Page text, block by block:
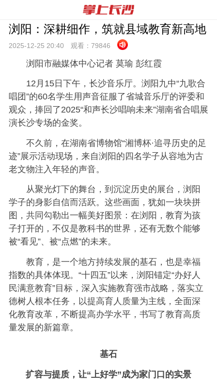
浏阳：深耕细作，筑就县域教育新高地
2025-12-25 20:40 观看： 79846
浏阳市融媒体中心记者 莫瑜 彭红霞
12月15日下午，长沙音乐厅。浏阳九中“九歌合
唱团”的60名学生用声音征服了省城音乐厅的评委和
观众，捧回了2025“和声长沙唱响未来”湖南省合唱展
演长沙专场的金奖。
不久前，在湖南省博物馆“湘博杯·追寻历史的足
迹”展示活动现场，来自浏阳的四名学子从容地为古
老文物注入年轻的声音。
从聚光灯下的舞台，到沉淀历史的展台，浏阳
学子的身影自信而活跃。这些画面，犹如一块块拼
图，共同勾勒出一幅美好图景：在浏阳，教育为孩
子打开的，不仅是教科书的世界，还有无数个能够
被“看见”、被“点燃”的未来。
教育，是一个地方持续发展的基石，也是幸福
指数的具体体现。“十四五”以来，浏阳锚定“办好人
民满意教育”目标，深入实施教育强市战略，落实立
德树人根本任务，以提高育人质量为主线，全面深
化教育改革，不断提高办学水平，书写了教育高质
量发展的新篇章。
基石
扩容与提质，让“上好学”成为家门口的实景